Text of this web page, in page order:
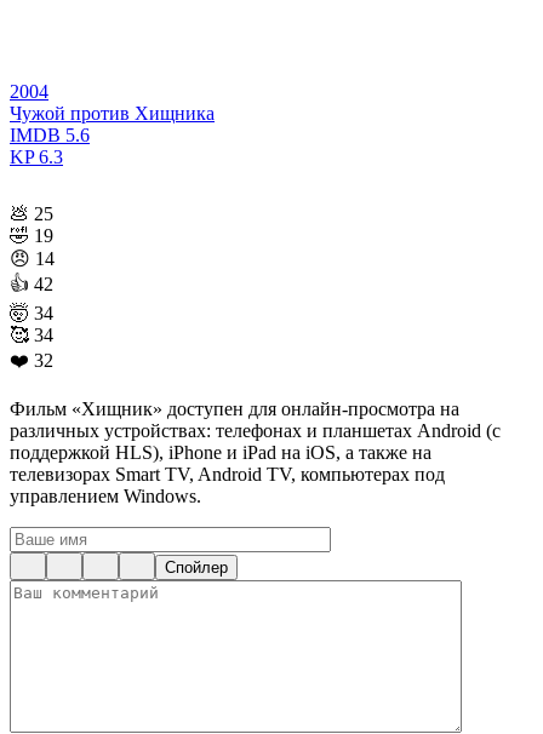
2004
Чужой против Хищника
IMDB 5.6
KP6.3
💩 25
🤣 19
😠 14
👍 42
🤯 34
🥰 34
❤️ 32
Фильм «Хищник» доступен для онлайн-просмотра на
различных устройствах: телефонах и планшетах Android (с
поддержкой HLS), iPhone и iPad на iOS, а также на
телевизорах Smart TV, Android TV, компьютерах под
управлением Windows.
Спойлер